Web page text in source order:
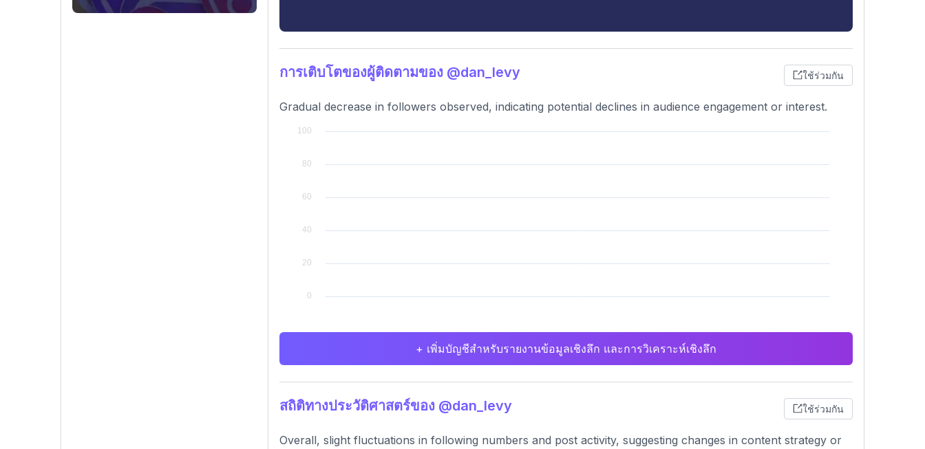
การเติบโตของผู้ติดตามของ @dan_levy ใช้ร่วมกัน
Gradual decrease in followers observed, indicating potential declines in audience engagement or interest.
+ เพิ่มบัญชีสำหรับรายงานข้อมูลเชิงลึก และการวิเคราะห์เชิงลึก
สถิติทางประวัติศาสตร์ของ @dan_levy ใช้ร่วมกัน
Overall, slight fluctuations in following numbers and post activity, suggesting changes in content strategy or